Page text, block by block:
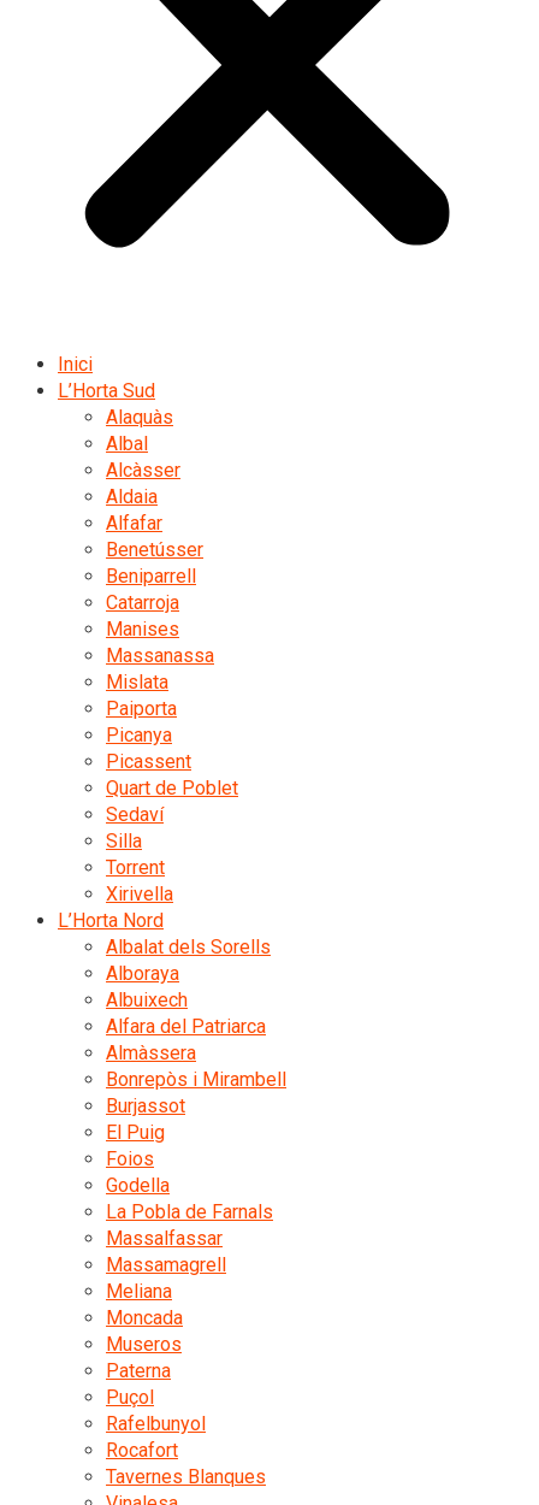
Inici
L’Horta Sud
Alaquàs
Albal
Alcàsser
Aldaia
Alfafar
Benetússer
Beniparrell
Catarroja
Manises
Massanassa
Mislata
Paiporta
Picanya
Picassent
Quart de Poblet
Sedaví
Silla
Torrent
Xirivella
L’Horta Nord
Albalat dels Sorells
Alboraya
Albuixech
Alfara del Patriarca
Almàssera
Bonrepòs i Mirambell
Burjassot
El Puig
Foios
Godella
La Pobla de Farnals
Massalfassar
Massamagrell
Meliana
Moncada
Museros
Paterna
Puçol
Rafelbunyol
Rocafort
Tavernes Blanques